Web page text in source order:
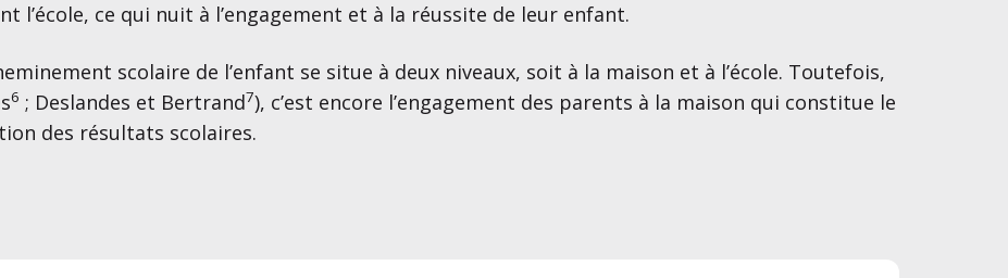
l’école, ce qui nuit à l’engagement et à la réussite de leur enfant.
scolaire de l’enfant se situe à deux niveaux, soit à la maison et à l’école. Toutefois,
6 ; Deslandes et Bertrand7), c’est encore l’engagement des parents à la maison qui constitue le
des résultats scolaires.